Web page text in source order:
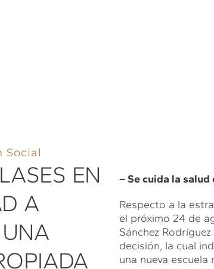
Social
EN
A
– Se cuida la
Respecto a la
el próximo 24 de
Sánchez
decisión, la cual
una nueva escuela